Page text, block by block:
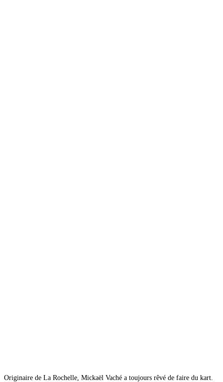
Originaire de La Rochelle, Mickaël Vaché a toujours rêvé de faire du kart.